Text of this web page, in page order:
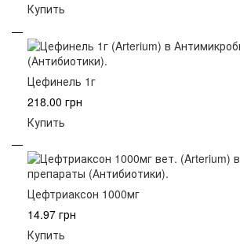
Купить
Цефинель 1г
218.00 грн
Купить
Цефтриаксон 1000мг
14.97 грн
Купить